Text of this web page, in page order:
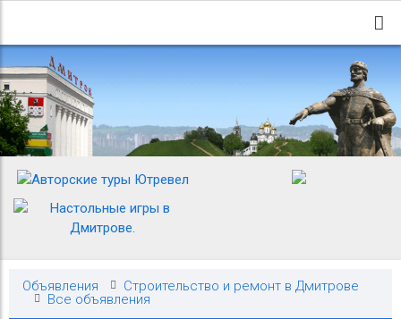
Объявления
Строительство и ремонт в Дмитрове
Все объявления